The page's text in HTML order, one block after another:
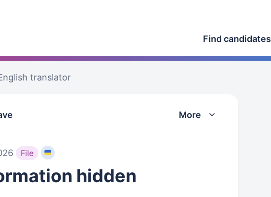
Find candidates
translator
More
File
hidden